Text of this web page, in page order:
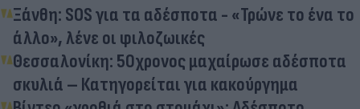
Ξάνθη: SOS για τα αδέσποτα - «Τρώνε το ένα το
άλλο», λένε οι φιλοζωικές
Θεσσαλονίκη: 50χρονος μαχαίρωσε αδέσποτα
σκυλιά – Κατηγορείται για κακούργημα